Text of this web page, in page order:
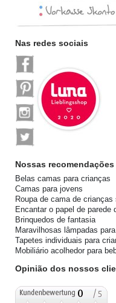
Nas redes sociais
Nossas recomendações
Belas camas para crianças
Camas para jovens
Roupa de cama de crianças
Encantar o papel de parede
Brinquedos de fantasia
Maravilhosas lâmpadas
Tapetes individuais para
Mobiliário acolhedor para
Opinião dos nossos